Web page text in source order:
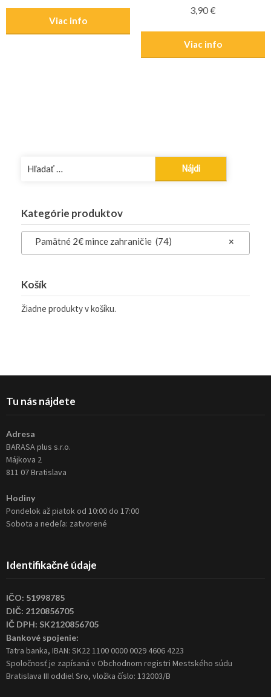
Viac info
3,90€
Viac info
Kategórie produktov
×
Pamätné 2€ mince zahraničie (74)
Košík
Žiadne produkty v košíku.
Tu nás nájdete
Adresa
BARASA plus s.r.o.
Májkova 2
811 07 Bratislava
Hodiny
Pondelok až piatok od 10:00 do 17:00
Sobota a nedeľa: zatvorené
Identifikačné údaje
IČO: 51998785
DIČ: 2120856705
IČ DPH: SK2120856705
Bankové spojenie:
Tatra banka, IBAN: SK22 1100 0000 0029 4606 4223
Spoločnosť je zapísaná v Obchodnom registri Mestského súdu
Bratislava III oddiel Sro, vložka číslo: 132003/B